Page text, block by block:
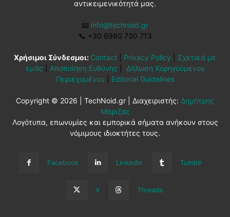
αντικειμενικότητά μας.
📧 info@technoid.gr
📞 +30 6980 730 713
Χρήσιμοι Σύνδεσμοι: Contact Privacy Policy
Σχετικά με
εμάς
Αποποίηση Ευθύνης
Δήλωση Χορηγούμενου
Περιεχομένου
Editorial Guidelines
Copyright © 2026 | TechNoid.gr | Διαχειριστής: Δημήτρης
Μάριζας
Λογότυπα, επωνυμίες και εμπορικά σήματα ανήκουν στους
νόμιμους ιδιοκτήτες τους.
Facebook Linkedin Tumblr
X Threads